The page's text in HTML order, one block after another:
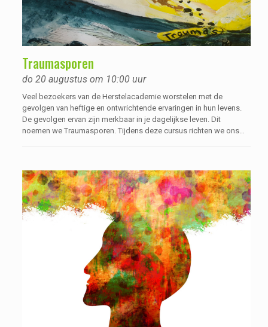
Traumasporen
do 20 augustus om 10:00 uur
Veel bezoekers van de Herstelacademie worstelen met de
gevolgen van heftige en ontwrichtende ervaringen in hun levens.
De gevolgen ervan zijn merkbaar in je dagelijkse leven. Dit
noemen we Traumasporen. Tijdens deze cursus richten we ons